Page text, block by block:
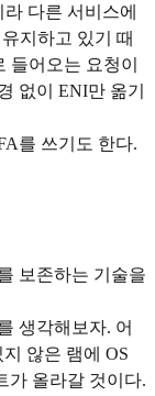
다른 서비스에
지하고 있기 때
들어오는 요청이
없이 ENI만 옮기
를 쓰기도 한다.
보존하는 기술을
생각해보자. 어
않은 램에 OS
가 올라갈 것이다.